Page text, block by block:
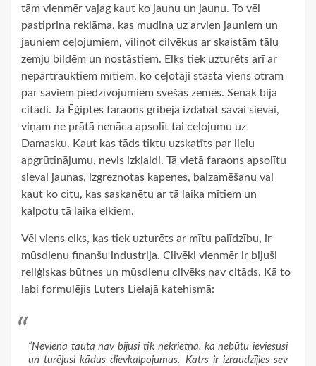
tām vienmēr vajag kaut ko jaunu un jaunu. To vēl
pastiprina reklāma, kas mudina uz arvien jauniem un
jauniem ceļojumiem, vilinot cilvēkus ar skaistām tālu
zemju bildēm un nostāstiem. Elks tiek uzturēts arī ar
nepārtrauktiem mītiem, ko ceļotāji stāsta viens otram
par saviem piedzīvojumiem svešās zemēs. Senāk bija
citādi. Ja Ēģiptes faraons gribēja izdabāt savai sievai,
viņam ne prātā nenāca apsolīt tai ceļojumu uz
Damasku. Kaut kas tāds tiktu uzskatīts par lielu
apgrūtinājumu, nevis izklaidi. Tā vietā faraons apsolītu
sievai jaunas, izgreznotas kapenes, balzamēšanu vai
kaut ko citu, kas saskanētu ar tā laika mītiem un
kalpotu tā laika elkiem.
Vēl viens elks, kas tiek uzturēts ar mītu palīdzību, ir
mūsdienu finanšu industrija. Cilvēki vienmēr ir bijuši
reliģiskas būtnes un mūsdienu cilvēks nav citāds. Kā to
labi formulējis Luters Lielajā katehismā:
“Neviena tauta nav bijusi tik nekrietna, ka nebūtu ieviesusi
un turējusi kādus dievkalpojumus. Katrs ir izraudzījies sev